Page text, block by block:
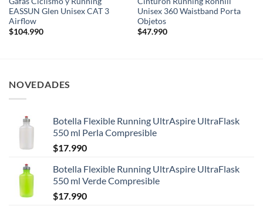
EASSUN Glen Unisex CAT 3
Airflow
$104.990
Unisex 360 Waistband Porta
Objetos
$47.990
NOVEDADES
Botella Flexible Running UltrAspire UltraFlask
550 ml Perla Compresible
$17.990
Botella Flexible Running UltrAspire UltraFlask
550 ml Verde Compresible
$17.990